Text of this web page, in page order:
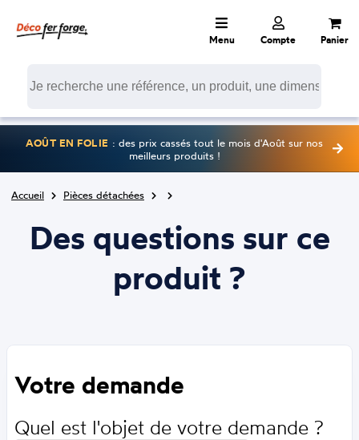
Menu Compte Panier
AOÛT EN FOLIE : des prix cassés tout le mois d'Août sur nos
meilleurs produits !
Accueil Pièces détachées
Des questions sur ce
produit ?
Votre demande
Quel est l'objet de votre demande ?